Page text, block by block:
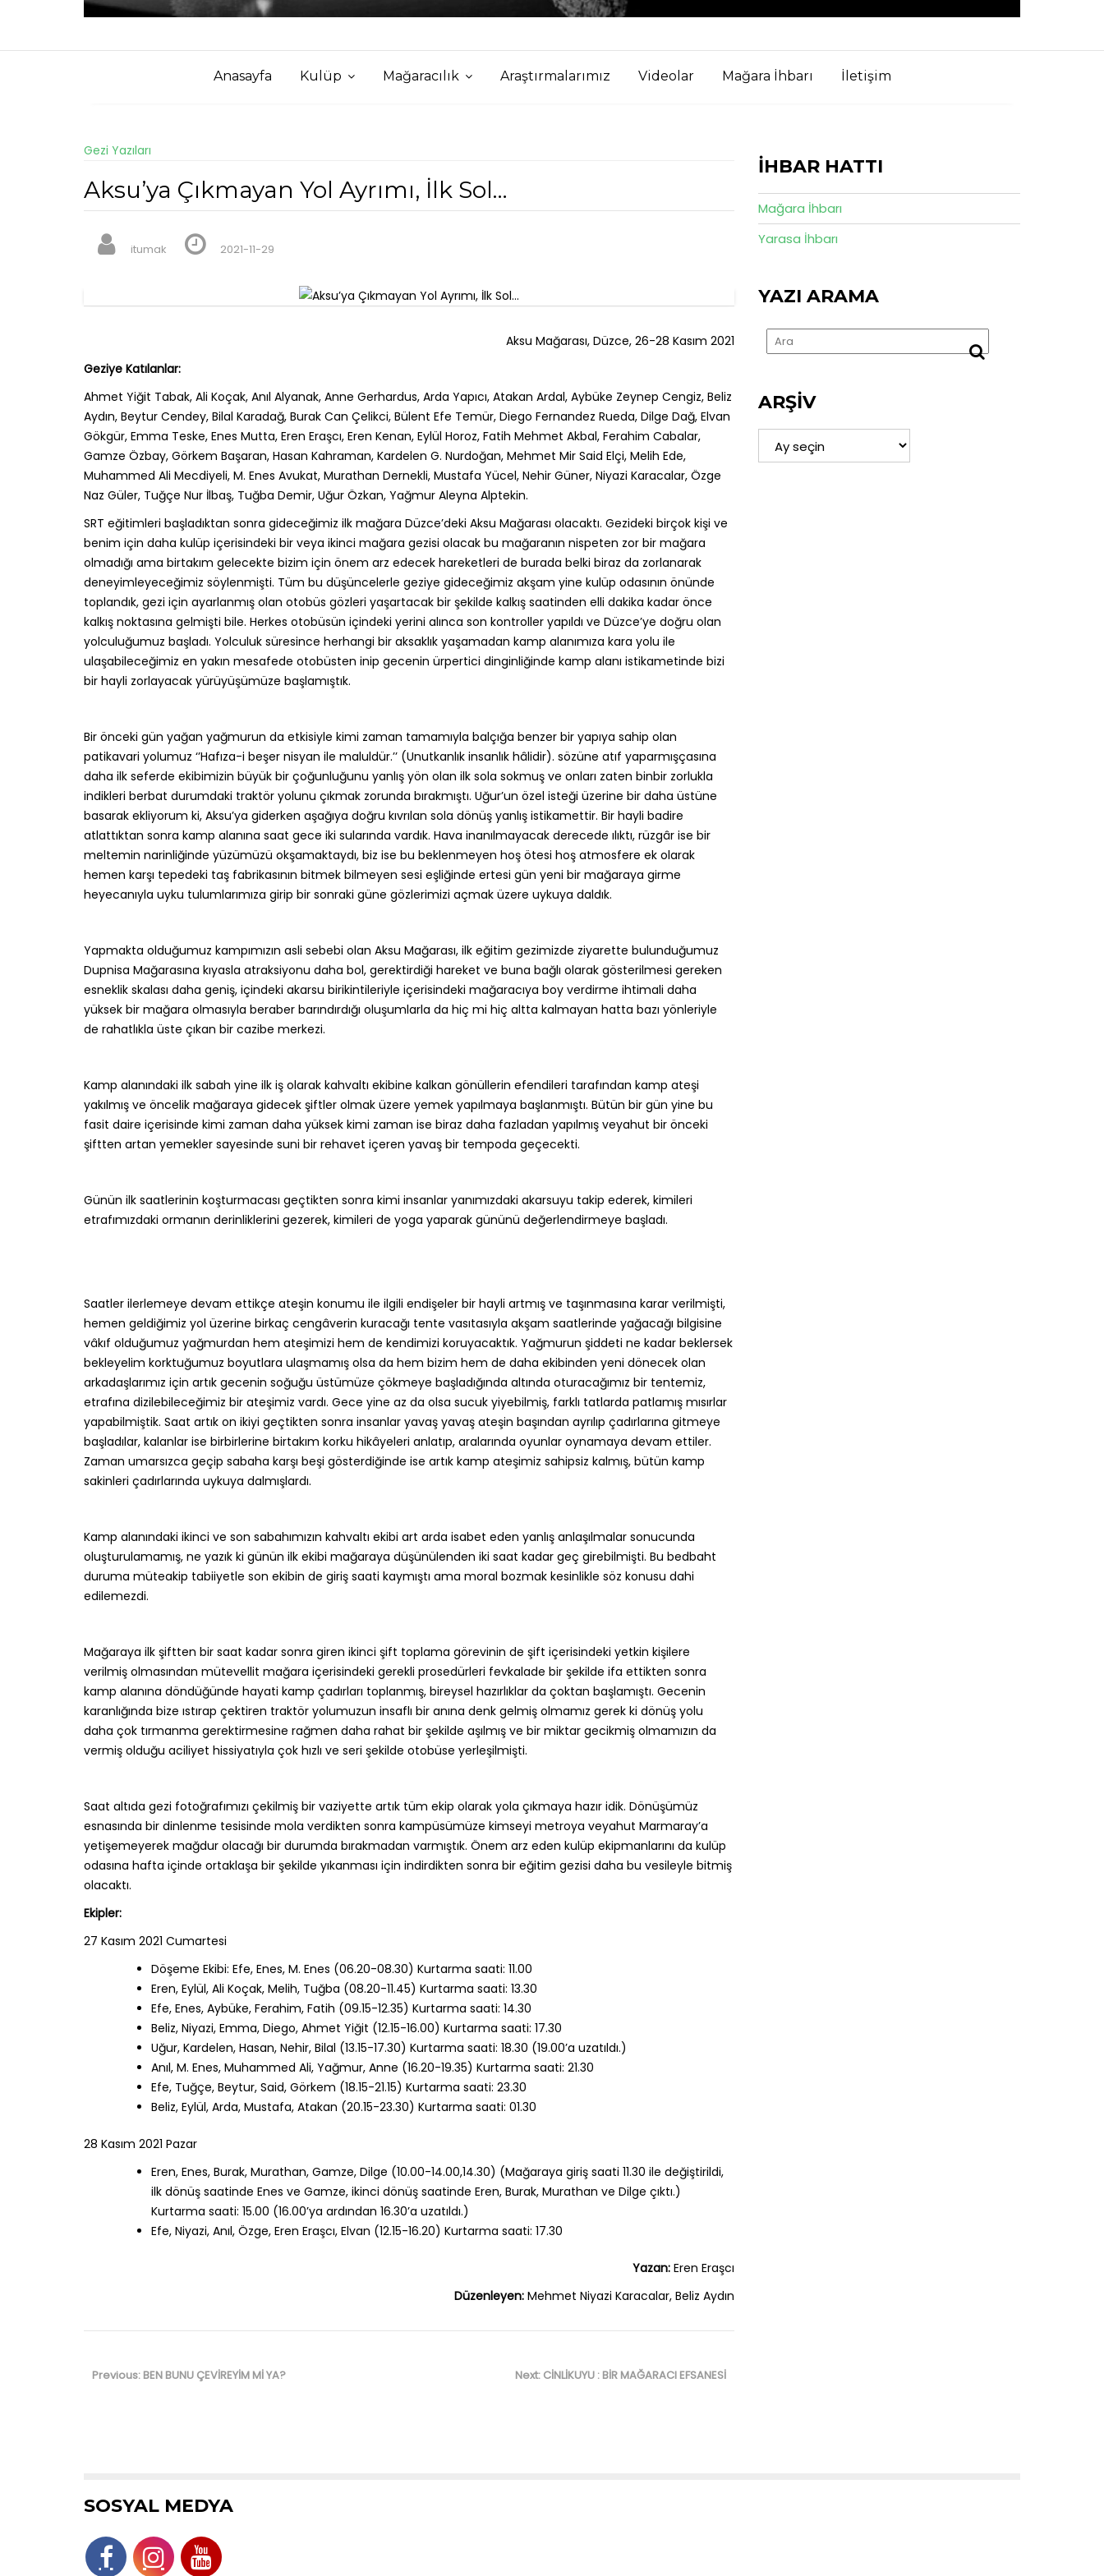
Anasayfa Kulüp Mağaracılık Araştırmalarımız Videolar Mağara İhbarı İletişim
Gezi Yazıları
Aksu’ya Çıkmayan Yol Ayrımı, İlk Sol…
itumak 2021-11-29
Aksu Mağarası, Düzce, 26-28 Kasım 2021
Geziye Katılanlar:
Ahmet Yiğit Tabak, Ali Koçak, Anıl Alyanak, Anne Gerhardus, Arda Yapıcı, Atakan Ardal, Aybüke Zeynep Cengiz, Beliz
Aydın, Beytur Cendey, Bilal Karadağ, Burak Can Çelikci, Bülent Efe Temür, Diego Fernandez Rueda, Dilge Dağ, Elvan
Gökgür, Emma Teske, Enes Mutta, Eren Eraşcı, Eren Kenan, Eylül Horoz, Fatih Mehmet Akbal, Ferahim Cabalar,
Gamze Özbay, Görkem Başaran, Hasan Kahraman, Kardelen G. Nurdoğan, Mehmet Mir Said Elçi, Melih Ede,
Muhammed Ali Mecdiyeli, M. Enes Avukat, Murathan Dernekli, Mustafa Yücel, Nehir Güner, Niyazi Karacalar, Özge
Naz Güler, Tuğçe Nur İlbaş, Tuğba Demir, Uğur Özkan, Yağmur Aleyna Alptekin.
SRT eğitimleri başladıktan sonra gideceğimiz ilk mağara Düzce’deki Aksu Mağarası olacaktı. Gezideki birçok kişi ve
benim için daha kulüp içerisindeki bir veya ikinci mağara gezisi olacak bu mağaranın nispeten zor bir mağara
olmadığı ama birtakım gelecekte bizim için önem arz edecek hareketleri de burada belki biraz da zorlanarak
deneyimleyeceğimiz söylenmişti. Tüm bu düşüncelerle geziye gideceğimiz akşam yine kulüp odasının önünde
toplandık, gezi için ayarlanmış olan otobüs gözleri yaşartacak bir şekilde kalkış saatinden elli dakika kadar önce
kalkış noktasına gelmişti bile. Herkes otobüsün içindeki yerini alınca son kontroller yapıldı ve Düzce’ye doğru olan
yolculuğumuz başladı. Yolculuk süresince herhangi bir aksaklık yaşamadan kamp alanımıza kara yolu ile
ulaşabileceğimiz en yakın mesafede otobüsten inip gecenin ürpertici dinginliğinde kamp alanı istikametinde bizi
bir hayli zorlayacak yürüyüşümüze başlamıştık.
Bir önceki gün yağan yağmurun da etkisiyle kimi zaman tamamıyla balçığa benzer bir yapıya sahip olan
patikavari yolumuz ‘’Hafıza-i beşer nisyan ile maluldür.’’ (Unutkanlık insanlık hâlidir). sözüne atıf yaparmışçasına
daha ilk seferde ekibimizin büyük bir çoğunluğunu yanlış yön olan ilk sola sokmuş ve onları zaten binbir zorlukla
indikleri berbat durumdaki traktör yolunu çıkmak zorunda bırakmıştı. Uğur’un özel isteği üzerine bir daha üstüne
basarak ekliyorum ki, Aksu’ya giderken aşağıya doğru kıvrılan sola dönüş yanlış istikamettir. Bir hayli badire
atlattıktan sonra kamp alanına saat gece iki sularında vardık. Hava inanılmayacak derecede ılıktı, rüzgâr ise bir
meltemin narinliğinde yüzümüzü okşamaktaydı, biz ise bu beklenmeyen hoş ötesi hoş atmosfere ek olarak
hemen karşı tepedeki taş fabrikasının bitmek bilmeyen sesi eşliğinde ertesi gün yeni bir mağaraya girme
heyecanıyla uyku tulumlarımıza girip bir sonraki güne gözlerimizi açmak üzere uykuya daldık.
Yapmakta olduğumuz kampımızın asli sebebi olan Aksu Mağarası, ilk eğitim gezimizde ziyarette bulunduğumuz
Dupnisa Mağarasına kıyasla atraksiyonu daha bol, gerektirdiği hareket ve buna bağlı olarak gösterilmesi gereken
esneklik skalası daha geniş, içindeki akarsu birikintileriyle içerisindeki mağaracıya boy verdirme ihtimali daha
yüksek bir mağara olmasıyla beraber barındırdığı oluşumlarla da hiç mi hiç altta kalmayan hatta bazı yönleriyle
de rahatlıkla üste çıkan bir cazibe merkezi.
Kamp alanındaki ilk sabah yine ilk iş olarak kahvaltı ekibine kalkan gönüllerin efendileri tarafından kamp ateşi
yakılmış ve öncelik mağaraya gidecek şiftler olmak üzere yemek yapılmaya başlanmıştı. Bütün bir gün yine bu
fasit daire içerisinde kimi zaman daha yüksek kimi zaman ise biraz daha fazladan yapılmış veyahut bir önceki
şiftten artan yemekler sayesinde suni bir rehavet içeren yavaş bir tempoda geçecekti.
Günün ilk saatlerinin koşturmacası geçtikten sonra kimi insanlar yanımızdaki akarsuyu takip ederek, kimileri
etrafımızdaki ormanın derinliklerini gezerek, kimileri de yoga yaparak gününü değerlendirmeye başladı.
Saatler ilerlemeye devam ettikçe ateşin konumu ile ilgili endişeler bir hayli artmış ve taşınmasına karar verilmişti,
hemen geldiğimiz yol üzerine birkaç cengâverin kuracağı tente vasıtasıyla akşam saatlerinde yağacağı bilgisine
vâkıf olduğumuz yağmurdan hem ateşimizi hem de kendimizi koruyacaktık. Yağmurun şiddeti ne kadar beklersek
bekleyelim korktuğumuz boyutlara ulaşmamış olsa da hem bizim hem de daha ekibinden yeni dönecek olan
arkadaşlarımız için artık gecenin soğuğu üstümüze çökmeye başladığında altında oturacağımız bir tentemiz,
etrafına dizilebileceğimiz bir ateşimiz vardı. Gece yine az da olsa sucuk yiyebilmiş, farklı tatlarda patlamış mısırlar
yapabilmiştik. Saat artık on ikiyi geçtikten sonra insanlar yavaş yavaş ateşin başından ayrılıp çadırlarına gitmeye
başladılar, kalanlar ise birbirlerine birtakım korku hikâyeleri anlatıp, aralarında oyunlar oynamaya devam ettiler.
Zaman umarsızca geçip sabaha karşı beşi gösterdiğinde ise artık kamp ateşimiz sahipsiz kalmış, bütün kamp
sakinleri çadırlarında uykuya dalmışlardı.
Kamp alanındaki ikinci ve son sabahımızın kahvaltı ekibi art arda isabet eden yanlış anlaşılmalar sonucunda
oluşturulamamış, ne yazık ki günün ilk ekibi mağaraya düşünülenden iki saat kadar geç girebilmişti. Bu bedbaht
duruma müteakip tabiiyetle son ekibin de giriş saati kaymıştı ama moral bozmak kesinlikle söz konusu dahi
edilemezdi.
Mağaraya ilk şiftten bir saat kadar sonra giren ikinci şift toplama görevinin de şift içerisindeki yetkin kişilere
verilmiş olmasından mütevellit mağara içerisindeki gerekli prosedürleri fevkalade bir şekilde ifa ettikten sonra
kamp alanına döndüğünde hayati kamp çadırları toplanmış, bireysel hazırlıklar da çoktan başlamıştı. Gecenin
karanlığında bize ıstırap çektiren traktör yolumuzun insaflı bir anına denk gelmiş olmamız gerek ki dönüş yolu
daha çok tırmanma gerektirmesine rağmen daha rahat bir şekilde aşılmış ve bir miktar gecikmiş olmamızın da
vermiş olduğu aciliyet hissiyatıyla çok hızlı ve seri şekilde otobüse yerleşilmişti.
Saat altıda gezi fotoğrafımızı çekilmiş bir vaziyette artık tüm ekip olarak yola çıkmaya hazır idik. Dönüşümüz
esnasında bir dinlenme tesisinde mola verdikten sonra kampüsümüze kimseyi metroya veyahut Marmaray’a
yetişemeyerek mağdur olacağı bir durumda bırakmadan varmıştık. Önem arz eden kulüp ekipmanlarını da kulüp
odasına hafta içinde ortaklaşa bir şekilde yıkanması için indirdikten sonra bir eğitim gezisi daha bu vesileyle bitmiş
olacaktı.
Ekipler:
27 Kasım 2021 Cumartesi
Döşeme Ekibi: Efe, Enes, M. Enes (06.20-08.30) Kurtarma saati: 11.00
Eren, Eylül, Ali Koçak, Melih, Tuğba (08.20-11.45) Kurtarma saati: 13.30
Efe, Enes, Aybüke, Ferahim, Fatih (09.15-12.35) Kurtarma saati: 14.30
Beliz, Niyazi, Emma, Diego, Ahmet Yiğit (12.15-16.00) Kurtarma saati: 17.30
Uğur, Kardelen, Hasan, Nehir, Bilal (13.15-17.30) Kurtarma saati: 18.30 (19.00’a uzatıldı.)
Anıl, M. Enes, Muhammed Ali, Yağmur, Anne (16.20-19.35) Kurtarma saati: 21.30
Efe, Tuğçe, Beytur, Said, Görkem (18.15-21.15) Kurtarma saati: 23.30
Beliz, Eylül, Arda, Mustafa, Atakan (20.15-23.30) Kurtarma saati: 01.30
28 Kasım 2021 Pazar
Eren, Enes, Burak, Murathan, Gamze, Dilge (10.00-14.00,14.30) (Mağaraya giriş saati 11.30 ile değiştirildi,
ilk dönüş saatinde Enes ve Gamze, ikinci dönüş saatinde Eren, Burak, Murathan ve Dilge çıktı.)
Kurtarma saati: 15.00 (16.00’ya ardından 16.30’a uzatıldı.)
Efe, Niyazi, Anıl, Özge, Eren Eraşcı, Elvan (12.15-16.20) Kurtarma saati: 17.30
Yazan:Eren Eraşcı
Düzenleyen:Mehmet Niyazi Karacalar, Beliz Aydın
gezinmesi
Previous: Previous
BEN BUNU ÇEVİREYİM Mİ YA? Next: Next
CİNLİKUYU : BİR MAĞARACI EFSANESİ
İHBAR HATTI
Mağara İhbarı
Yarasa İhbarı
YAZI ARAMA
ARŞİV
SOSYAL MEDYA